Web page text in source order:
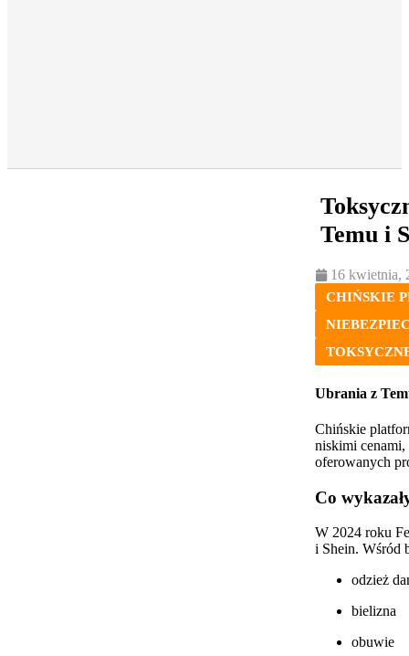
Temu i
16 kwietnia,
CHIŃSKIE
Ubrania z
Chińskie
niskimi cenami,
oferowanych
Co
W 2024 roku
i Shein. Wśród
odzież
bielizna
obuwie